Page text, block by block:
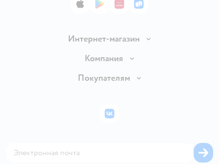
App StoreGoogle Play
AppGallery
RuStore
Интернет-магазин
Доставка и оплата
Правила продажи
Политика использования файлов cookie
Компания
Вакансии
Покупателям
Бонусные карты
ВКонтакте